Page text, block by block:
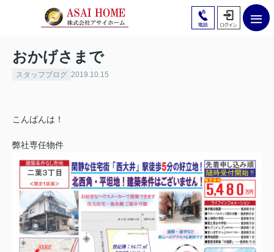
おかげさまで
スタッフブログ 2019.10.15
こんばんは！
弊社専任物件